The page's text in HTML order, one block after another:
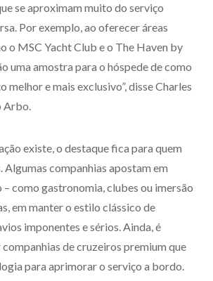
se aproximam muito do serviço
Por exemplo, ao oferecer áreas
o MSC Yacht Club e o The Haven by
uma amostra para o hóspede de como
melhor e mais exclusivo”, disse Charles
Arbo.
existe, o destaque fica para quem
Algumas companhias apostam em
– como gastronomia, clubes ou imersão
em manter o estilo clássico de
imponentes e sérios. Ainda, é
de cruzeiros premium que
para aprimorar o serviço a bordo.